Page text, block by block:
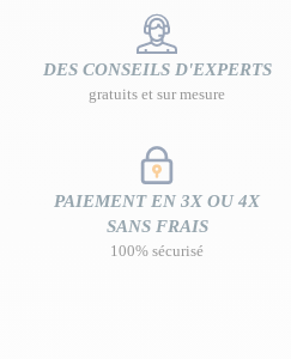
DES CONSEILS D'EXPERTS
gratuits et sur mesure
PAIEMENT EN 3X OU 4X
SANS FRAIS
100% sécurisé